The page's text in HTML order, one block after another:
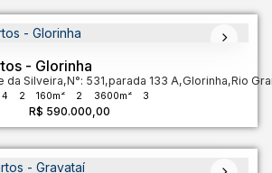
- Glorinha
R$ 590.000,00
da Silveira,N°: 531,parada 133 A,Glorinha,Rio
4 2 160m² 2 3600m² 3